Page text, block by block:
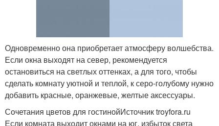
Одновременно она приобретает атмосферу волшебства.
Если окна выходят на север, рекомендуется
остановиться на светлых оттенках, а для того, чтобы
сделать комнату уютной и теплой, к серо-голубому нужно
добавить красные, оранжевые, желтые аксессуары.
Сочетания цветов для гостинойИсточник troyfora.ru
Если комната выходит окнами на юг, избыток света